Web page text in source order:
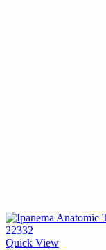
Quick View